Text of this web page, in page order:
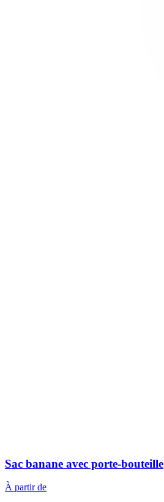
Sac banane avec porte-bouteille
À partir de